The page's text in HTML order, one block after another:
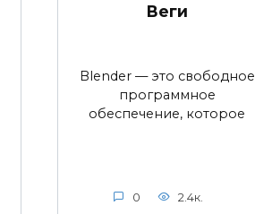
Веги
Blender — это свободное
программное
обеспечение, которое
0 2.4к.